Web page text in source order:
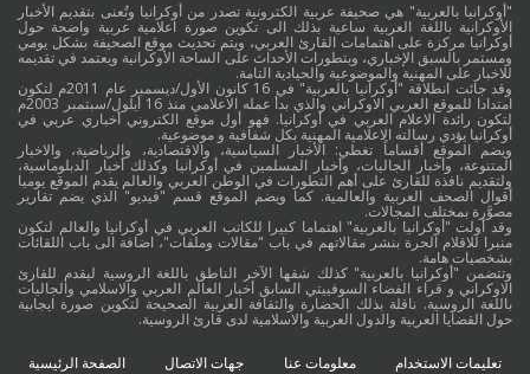
"أوكرانيا بالعربية" هي صحيفة عربية الكترونية تصدر من أوكرانيا وتُعنى بتقديم الأخبار
الأوكرانية باللغة العربية ساعية بذلك الى تكوين صورة اعلامية عربية واضحة حول
أوكرانيا مركزة على اهتمامات القارئ العربي، ويتم تحديث موقع الصحيفة بشكل يومي
ومستمر بالسبق الإخباري، وبتطورات الأحداث على الساحة الأوكرانية ويعتمد في تقديمه
للاخبار على المهنية والموضوعية والحيادية التامة.
وقد جائت انطلاقة "أوكرانيا بالعربية" في 16 كانون الأول/ديسمبر عام 2011م لتكون
امتدادا للموقع العربي الاوكراني والذي بدأ عمله الاعلامي منذ 16 أيلول/سبتمبر 2003م
لتكون رائدة الاعلام العربي في أوكرانيا. فهو أول موقع الكتروني أخباري عربي في
أوكرانيا يؤدي رسالته الاعلامية المهنية بكل شفافية و موضوعية.
ويضم الموقع أقساماً تغطي: الأخبار السياسية، والاقتصادية، والرياضية، والاخبار
المتنوعة، وأخبار الجاليات، وأخبار المسلمين في أوكرانيا وكذلك أخبار الدبلوماسية،
ولتقديم نافذة للقارئ على أهم التطورات في الوطن العربي والعالم يقدم الموقع يوميا
أقوال الصحف العربية والعالمية. كما ويضم الموقع قسم "فيديو" الذي يضم تقارير
مصوَّرة بمختلف المجالات.
وقد أولت "أوكرانيا بالعربية" اهتماما كبيرا للكاتب العربي في أوكرانيا والعالم لتكون
منبرا للاقلام الحرة بنشر مقالاتهم في باب "مقالات وملفات"، اضافة الى باب اللقائات
بشخصيات هامة.
وتتضمن "أوكرانيا بالعربية" كذلك شقها الآخر الناطق باللغة الروسية ليقدم للقارئ
الاوكراني و قراء الفضاء السوفييتي السابق أخبار العالم العربي والاسلامي والجاليات
باللغة الروسية. ناقلة بذلك الحضارة والثقافة العربية الصحيحة لتكوين صورة ايجابية
حول القضايا العربية والدول العربية والاسلامية لدى قارئ الروسية.
تعليمات الاستخدام معلومات عنا جهات الاتصال الصفحة الرئيسية